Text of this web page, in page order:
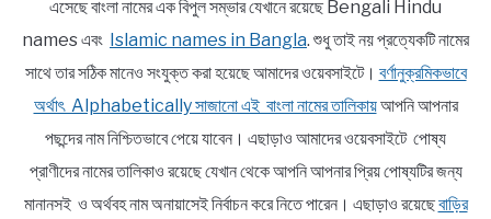
এসেছে বাংলা নামের এক বিপুল সম্ভার যেখানে রয়েছে Bengali Hindu
names এবং Islamic names in Bangla. শুধু তাই নয় প্রত্যেকটি নামের
সাথে তার সঠিক মানেও সংযুক্ত করা হয়েছে আমাদের ওয়েবসাইটে। বর্ণানুক্রমিকভাবে
অর্থাৎ Alphabetically সাজানো এই বাংলা নামের তালিকায়আপনি আপনার
পছন্দের নাম নিশ্চিতভাবে পেয়ে যাবেন। এছাড়াও আমাদের ওয়েবসাইটে পোষ্য
প্রাণীদের নামের তালিকাও রয়েছে যেখান থেকে আপনি আপনার প্রিয় পোষ্যটির জন্য
মানানসই ও অর্থবহ নাম অনায়াসেই নির্বাচন করে নিতে পারেন। এছাড়াও রয়েছেবাড়ির